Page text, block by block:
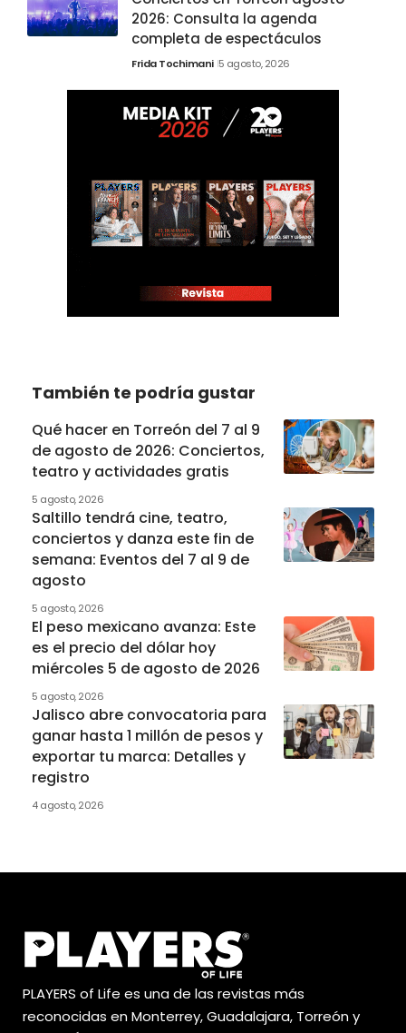
2026: Consulta la agenda
completa de espectáculos
Frida Tochimani 5 agosto, 2026
También te podría gustar
Qué hacer en Torreón del 7 al 9
de agosto de 2026: Conciertos,
teatro y actividades gratis
5 agosto, 2026
Saltillo tendrá cine, teatro,
conciertos y danza este fin de
semana: Eventos del 7 al 9 de
agosto
5 agosto, 2026
El peso mexicano avanza: Este
es el precio del dólar hoy
miércoles 5 de agosto de 2026
5 agosto, 2026
Jalisco abre convocatoria para
ganar hasta 1 millón de pesos y
exportar tu marca: Detalles y
registro
4 agosto, 2026
PLAYERS of Life es una de las revistas más
reconocidas en Monterrey, Guadalajara, Torreón y